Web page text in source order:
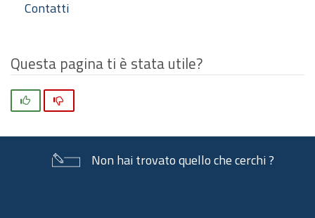
Contatti
Questa pagina ti è stata utile?
Non hai trovato quello che cerchi ?